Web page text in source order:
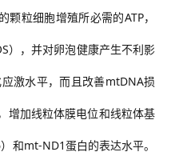
颗粒细胞增殖所必需的ATP，
），并对卵泡健康产生不利影
激水平，而且改善mtDNA损
增加线粒体膜电位和线粒体基
和mt-ND1蛋白的表达水平。